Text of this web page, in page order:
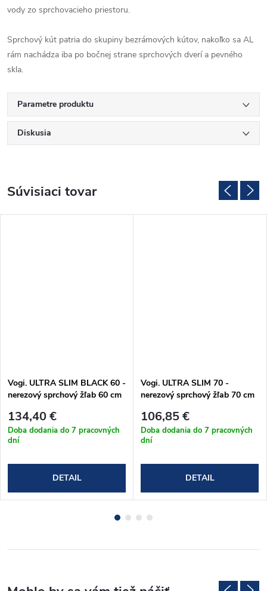
vody zo sprchovacieho priestoru.
Sprchový kút patria do skupiny bezrámových kútov, nakoľko sa AL
rám nachádza iba po bočnej strane sprchových dverí a pevného
skla.
Parametre produktu
Diskusia
Súvisiaci tovar
Vogi. ULTRA SLIM BLACK 60 -
nerezový sprchový žľab 60 cm
134,40 €
Doba dodania do 7 pracovných
dní
DETAIL
Vogi. ULTRA SLIM 70 -
nerezový sprchový žľab 70 cm
106,85 €
Doba dodania do 7 pracovných
dní
DETAIL